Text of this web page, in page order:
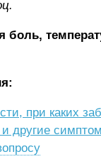
при каких
другие